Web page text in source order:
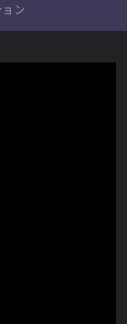
ン